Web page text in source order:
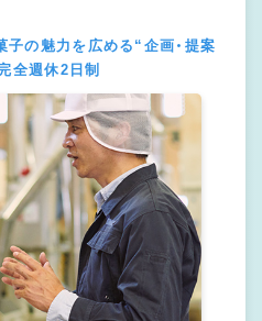
子の魅力を広める“企画・提案
全週休2⽇制